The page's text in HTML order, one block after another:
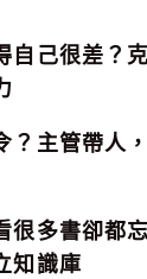
自己很差？
？主管帶人
很多書卻都
知識庫